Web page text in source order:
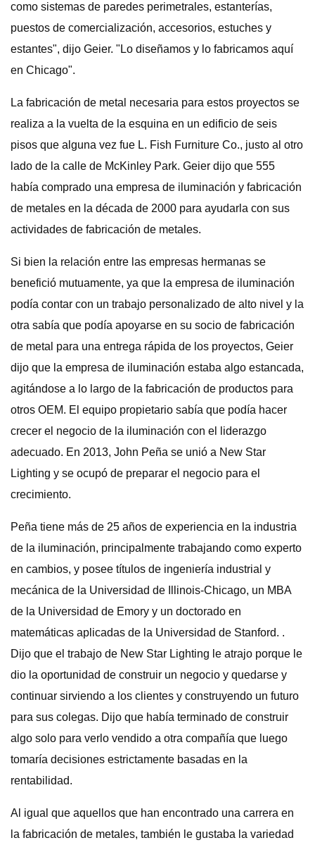
como sistemas de paredes perimetrales, estanterías,
puestos de comercialización, accesorios, estuches y
estantes", dijo Geier. "Lo diseñamos y lo fabricamos aquí
en Chicago".
La fabricación de metal necesaria para estos proyectos se
realiza a la vuelta de la esquina en un edificio de seis
pisos que alguna vez fue L. Fish Furniture Co., justo al otro
lado de la calle de McKinley Park. Geier dijo que 555
había comprado una empresa de iluminación y fabricación
de metales en la década de 2000 para ayudarla con sus
actividades de fabricación de metales.
Si bien la relación entre las empresas hermanas se
benefició mutuamente, ya que la empresa de iluminación
podía contar con un trabajo personalizado de alto nivel y la
otra sabía que podía apoyarse en su socio de fabricación
de metal para una entrega rápida de los proyectos, Geier
dijo que la empresa de iluminación estaba algo estancada,
agitándose a lo largo de la fabricación de productos para
otros OEM. El equipo propietario sabía que podía hacer
crecer el negocio de la iluminación con el liderazgo
adecuado. En 2013, John Peña se unió a New Star
Lighting y se ocupó de preparar el negocio para el
crecimiento.
Peña tiene más de 25 años de experiencia en la industria
de la iluminación, principalmente trabajando como experto
en cambios, y posee títulos de ingeniería industrial y
mecánica de la Universidad de Illinois-Chicago, un MBA
de la Universidad de Emory y un doctorado en
matemáticas aplicadas de la Universidad de Stanford. .
Dijo que el trabajo de New Star Lighting le atrajo porque le
dio la oportunidad de construir un negocio y quedarse y
continuar sirviendo a los clientes y construyendo un futuro
para sus colegas. Dijo que había terminado de construir
algo solo para verlo vendido a otra compañía que luego
tomaría decisiones estrictamente basadas en la
rentabilidad.
Al igual que aquellos que han encontrado una carrera en
la fabricación de metales, también le gustaba la variedad